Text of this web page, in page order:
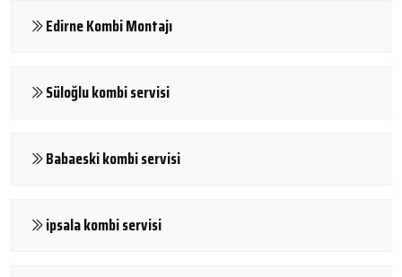
Edirne Kombi Montajı
Süloğlu kombi servisi
Babaeski kombi servisi
ipsala kombi servisi